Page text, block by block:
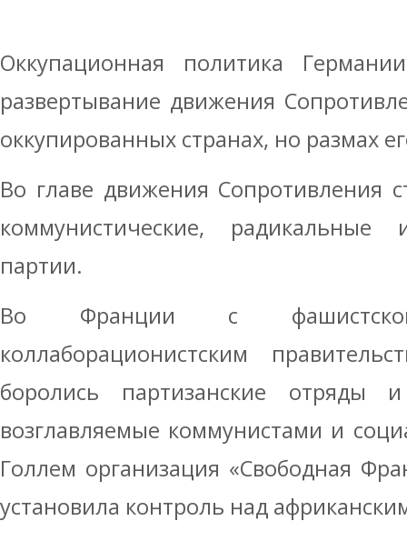
Оккупационная политика
развертывание движения
оккупированных странах, но размах
Во главе движения Сопротивления
коммунистические, радикальные
партии.
Во Франции с
коллаборационистским
боролись партизанские отряды
возглавляемые коммунистами и
Голлем организация «Свободная
установила контроль над